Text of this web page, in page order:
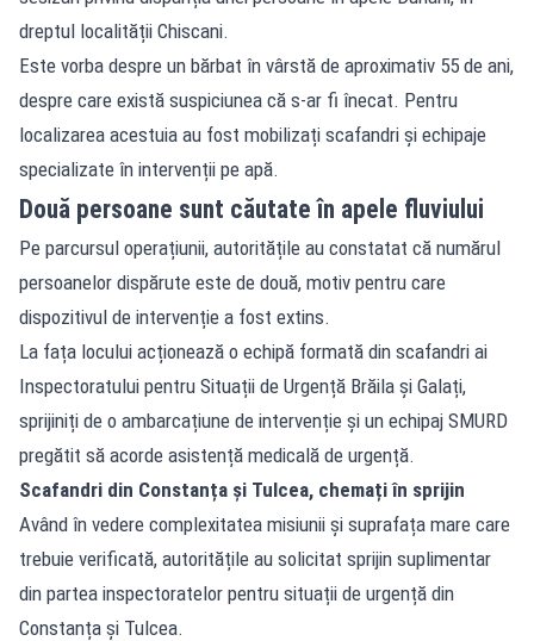
dreptul localității Chiscani.
Este vorba despre un bărbat în vârstă de aproximativ 55 de ani,
despre care există suspiciunea că s-ar fi înecat. Pentru
localizarea acestuia au fost mobilizați scafandri și echipaje
specializate în intervenții pe apă.
Două persoane sunt căutate în apele fluviului
Pe parcursul operațiunii, autoritățile au constatat că numărul
persoanelor dispărute este de două, motiv pentru care
dispozitivul de intervenție a fost extins.
La fața locului acționează o echipă formată din scafandri ai
Inspectoratului pentru Situații de Urgență Brăila și Galați,
sprijiniți de o ambarcațiune de intervenție și un echipaj SMURD
pregătit să acorde asistență medicală de urgență.
Scafandri din Constanța și Tulcea, chemați în sprijin
Având în vedere complexitatea misiunii și suprafața mare care
trebuie verificată, autoritățile au solicitat sprijin suplimentar
din partea inspectoratelor pentru situații de urgență din
Constanța și Tulcea.